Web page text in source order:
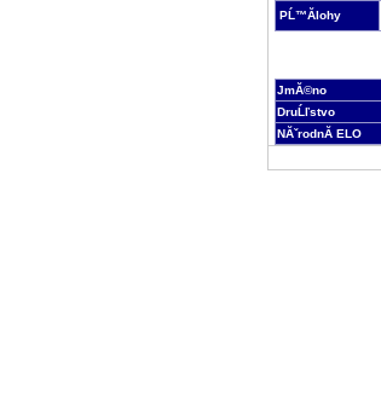
PĹ™Ă­lohy
JmĂ©no
DruĹľstvo
NĂˇrodnĂ­ ELO